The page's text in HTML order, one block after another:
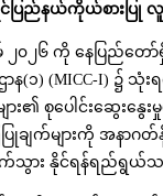
ရင်ပြည်နယ်ကိုယ်စားပ
၂၀၂၆ ကို နေပြည်တော်
န(၁) (MICC-I) ၌ သုံ
း၏ စုပေါင်းဆွေးနွေး
ြုချက်များကို အနာဂ
သွား နိုင်ရန်ရည်ရွယ်